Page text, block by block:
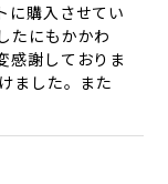
に購入させてい
たにもかかわ
感謝しておりま
ました。また